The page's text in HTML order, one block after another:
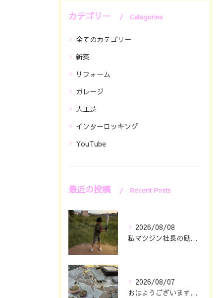
カテゴリー Categories
全てのカテゴリー
新築
リフォーム
ガレージ
人工芝
インターロッキング
YouTube
最近の投稿 Recent Posts
2026/08/08
私マツジン社長の励み👍😊
2026/08/07
おはようございます🖐️😊